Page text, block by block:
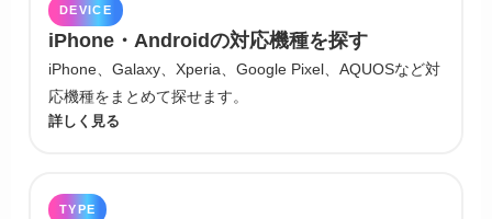
DEVICE
iPhone・Androidの対応機種を探す
iPhone、Galaxy、Xperia、Google Pixel、AQUOSなど対
応機種をまとめて探せます。
詳しく見る
TYPE